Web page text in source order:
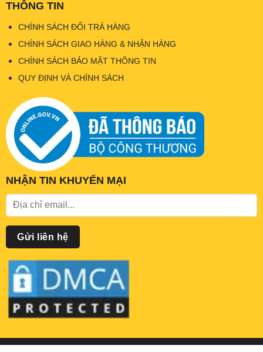
THÔNG TIN
CHÍNH SÁCH ĐỔI TRẢ HÀNG
CHÍNH SÁCH GIAO HÀNG & NHẬN HÀNG
CHÍNH SÁCH BẢO MẬT THÔNG TIN
QUY ĐỊNH VÀ CHÍNH SÁCH
NHẬN TIN KHUYẾN MẠI